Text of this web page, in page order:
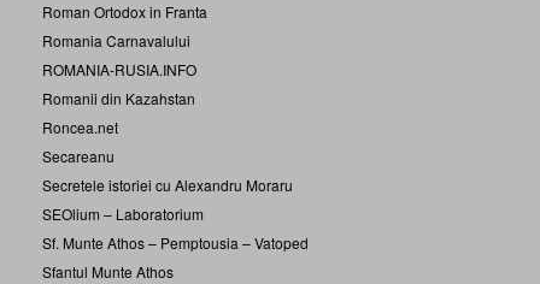
Roman Ortodox in Franta
Romania Carnavalului
ROMANIA-RUSIA.INFO
Romanii din Kazahstan
Roncea.net
Secareanu
Secretele istoriei cu Alexandru Moraru
SEOlium – Laboratorium
Sf. Munte Athos – Pemptousia – Vatoped
Sfantul Munte Athos